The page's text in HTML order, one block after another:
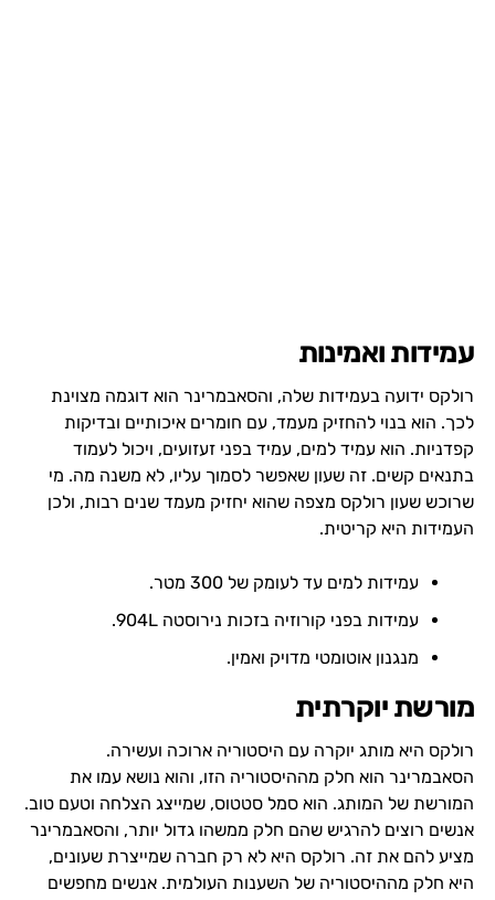
עמידות ואמינות
רולקס ידועה בעמידות שלה, והסאבמרינר הוא דוגמה מצוינת
לכך. הוא בנוי להחזיק מעמד, עם חומרים איכותיים ובדיקות
קפדניות. הוא עמיד למים, עמיד בפני זעזועים, ויכול לעמוד
בתנאים קשים. זה שעון שאפשר לסמוך עליו, לא משנה מה. מי
שרוכש שעון רולקס מצפה שהוא יחזיק מעמד שנים רבות, ולכן
העמידות היא קריטית.
עמידות למים עד לעומק של 300 מטר.
עמידות בפני קורוזיה בזכות נירוסטה 904L.
מנגנון אוטומטי מדויק ואמין.
מורשת יוקרתית
רולקס היא מותג יוקרה עם היסטוריה ארוכה ועשירה.
הסאבמרינר הוא חלק מההיסטוריה הזו, והוא נושא עמו את
המורשת של המותג. הוא סמל סטטוס, שמייצג הצלחה וטעם טוב.
אנשים רוצים להרגיש שהם חלק ממשהו גדול יותר, והסאבמרינר
מציע להם את זה. רולקס היא לא רק חברה שמייצרת שעונים,
היא חלק מההיסטוריה של השענות העולמית. אנשים מחפשים